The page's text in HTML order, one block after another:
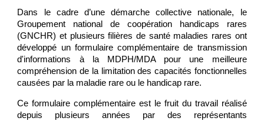
Dans le cadre d’une démarche collective nationale, le
Groupement national de coopération handicaps rares
(GNCHR) et plusieurs filières de santé maladies rares ont
développé un formulaire complémentaire de transmission
d'informations à la MDPH/MDA pour une meilleure
compréhension de la limitation des capacités fonctionnelles
causées par la maladie rare ou le handicap rare.
Ce formulaire complémentaire est le fruit du travail réalisé
depuis plusieurs années par des représentants